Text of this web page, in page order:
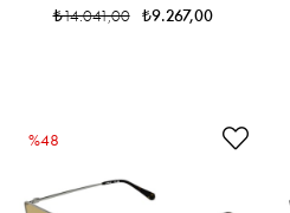
₺9.267,00
₺14.041,00
%48